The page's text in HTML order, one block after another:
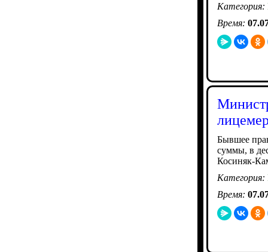
Категория:
Время:
Бывшее
суммы, в
Косиняк-
Категория:
Время: